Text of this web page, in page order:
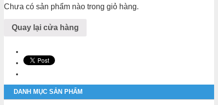
Chưa có sản phẩm nào trong giỏ hàng.
Quay lại cửa hàng
DANH MỤC SẢN PHẨM